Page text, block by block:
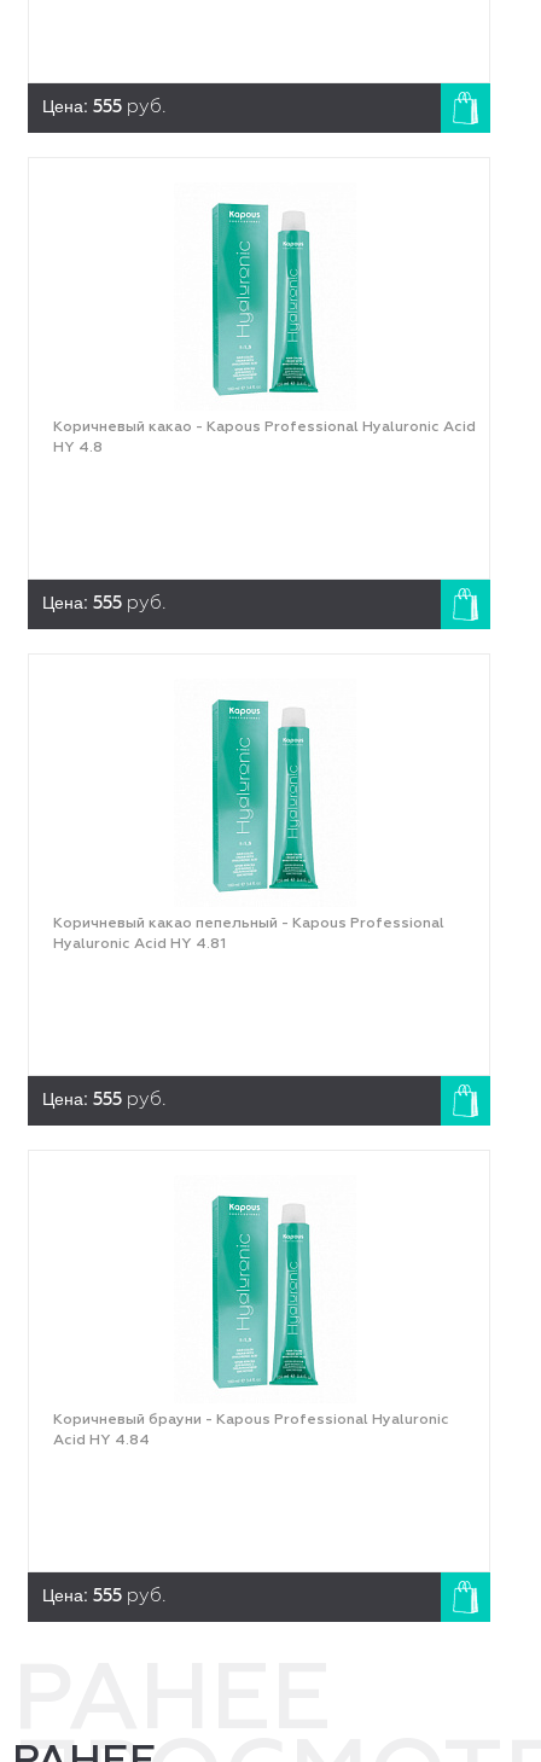
Цена: 555 руб.
Коричневый какао - Kapous Professional Hyaluronic Acid
HY 4.8
Цена: 555 руб.
Коричневый какао пепельный - Kapous Professional
Hyaluronic Acid HY 4.81
Цена: 555 руб.
Коричневый брауни - Kapous Professional Hyaluronic
Acid HY 4.84
Цена: 555 руб.